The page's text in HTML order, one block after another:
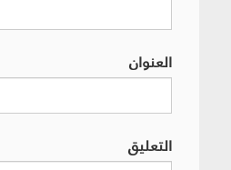
العنوان
التعليق